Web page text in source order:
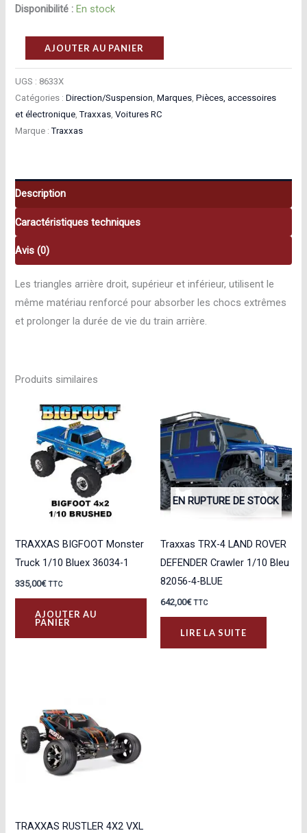
Disponibilité : En stock
quantité
de
Traxxas
Triangle
de
suspension
renforcés
bleu
E-
Revo
2.0
8633X
AJOUTER AU PANIER
UGS : 8633X
Catégories :Direction/Suspension,Marques,Pièces, accessoires
et électronique,Traxxas,Voitures RC
Marque :Traxxas
Description
Caractéristiques techniques
Avis (0)
Les triangles arrière droit, supérieur et inférieur, utilisent le
même matériau renforcé pour absorber les chocs extrêmes
et prolonger la durée de vie du train arrière.
Produits similaires
TRAXXAS BIGFOOT Monster
Truck 1/10 Bluex 36034-1
335,00€ TTC
AJOUTER AU
PANIER
EN RUPTURE DE STOCK
Traxxas TRX-4 LAND ROVER
DEFENDER Crawler 1/10 Bleu
82056-4-BLUE
642,00€ TTC
LIRE LA SUITE
TRAXXAS RUSTLER 4X2 VXL